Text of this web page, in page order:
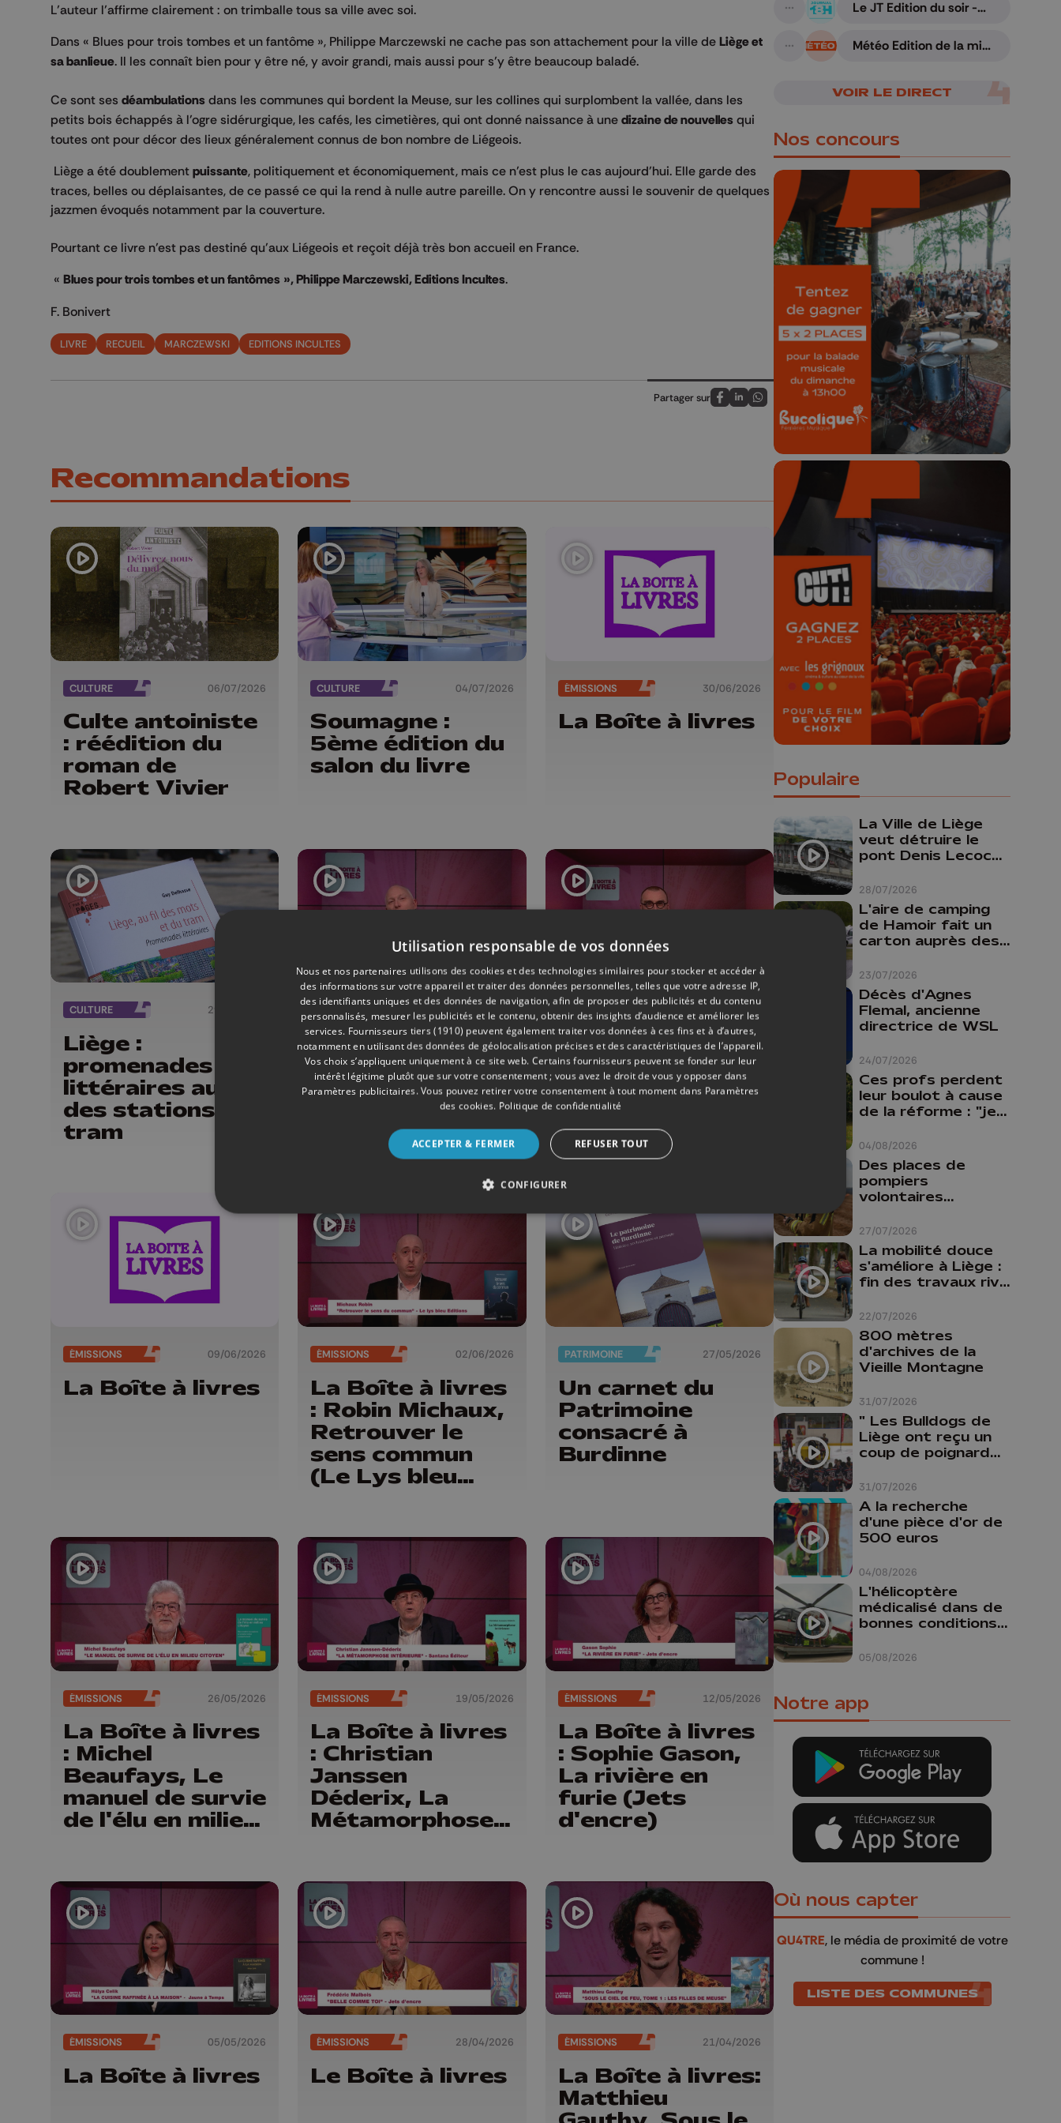
L’auteur l’affirme clairement : on trimballe tous sa ville avec soi.
Dans « Blues pour trois tombes et un fantôme », Philippe Marczewski ne cache pas son attachement pour la ville de Liège et
sa banlieue. Il les connaît bien pour y être né, y avoir grandi, mais aussi pour s’y être beaucoup baladé.
Ce sont ses déambulations dans les communes qui bordent la Meuse, sur les collines qui surplombent la vallée, dans les
petits bois échappés à l’ogre sidérurgique, les cafés, les cimetières, qui ont donné naissance à une dizaine de nouvelles qui
toutes ont pour décor des lieux généralement connus de bon nombre de Liégeois.
Liège a été doublement puissante, politiquement et économiquement, mais ce n’est plus le cas aujourd’hui. Elle garde des
traces, belles ou déplaisantes, de ce passé ce qui la rend à nulle autre pareille. On y rencontre aussi le souvenir de quelques
jazzmen évoqués notamment par la couverture.
Pourtant ce livre n’est pas destiné qu’aux Liégeois et reçoit déjà très bon accueil en France.
« Blues pour trois tombes et un fantômes », Philippe Marczewski, Editions Incultes.
F. Bonivert
LIVRE RECUEIL MARCZEWSKI EDITIONS INCULTES
Partager sur
Partagez sur FaceBook
Partagez sur LinkedIn
Partagez sur Whatsapp
Recommandations
CULTURE 06/07/2026
Culte antoiniste
: réédition du
roman de
Robert Vivier
CULTURE 04/07/2026
Soumagne :
5ème édition du
salon du livre
ÉMISSIONS 30/06/2026
La Boîte à livres
CULTURE 29/06/2026
Liège :
promenades
littéraires au fil
des stations du
tram
ÉMISSIONS 23/06/2026
La Boîte à livres
: Philippe
Dimbourg,
Quand les usines
se taisent...
(Farfadets
ÉMISSIONS 16/06/2026
La Boîte à livres
ÉMISSIONS 09/06/2026
La Boîte à livres
ÉMISSIONS 02/06/2026
La Boîte à livres
: Robin Michaux,
Retrouver le
sens commun
(Le Lys bleu
PATRIMOINE 27/05/2026
Un carnet du
Patrimoine
consacré à
Burdinne
ÉMISSIONS 26/05/2026
La Boîte à livres
: Michel
Beaufays, Le
manuel de survie
de l'élu en milieu
Dehareng)
ÉMISSIONS 19/05/2026
La Boîte à livres
: Christian
Janssen
Déderix, La
Métamorphose
Editeur)
ÉMISSIONS 12/05/2026
La Boîte à livres
: Sophie Gason,
La rivière en
furie (Jets
d'encre)
ÉMISSIONS 05/05/2026
La Boîte à livres
ÉMISSIONS 28/04/2026
Le Boîte à livres
ÉMISSIONS 21/04/2026
La Boîte à livres:
Matthieu
A suivre
Le JT Edition du soir -
A suivre
Météo Edition de la mi-
VOIR LE DIRECT
Nos concours
🎁 Gagnez 5x2
places pour le
Bucolique Ferrières
Festival 🌿🎶
Concours valable jusqu'au 9 août,
23h59.
🎬 Concours CUT x
Les Grignoux ✨
Concours permanent - 2 places à
gagner chaque semaine !
Populaire
28/07/2026
La Ville de Liège
veut détruire le
pont Denis Lecocq
budget pour le
faire
23/07/2026
L'aire de camping
de Hamoir fait un
carton auprès des
24/07/2026
Décès d'Agnes
Flemal, ancienne
directrice de WSL
04/08/2026
Ces profs perdent
leur boulot à cause
de la réforme : "je
comme prof que
comme
pharmacienne"
27/07/2026
Des places de
pompiers
volontaires
province de Liège :
"Un citoyen qui
n'est formé ne
peut pas nous
aider"
22/07/2026
La mobilité douce
s'améliore à Liège :
fin des travaux rive
cyclo-piétonnes
Avroy et
Guillemins...
31/07/2026
800 mètres
d'archives de la
Vieille Montagne
31/07/2026
" Les Bulldogs de
Liège ont reçu un
coup de poignard
04/08/2026
A la recherche
d'une pièce d'or de
500 euros
05/08/2026
L'hélicoptère
médicalisé dans de
bonnes conditions à
Notre app
Où nous capter
QU4TRE, le média de proximité de votre
commune !
LISTE DES COMMUNES
Utilisation responsable de vos données
Nous et nos partenaires utilisons des cookies et des technologies similaires pour stocker et accéder à
des informations sur votre appareil et traiter des données personnelles, telles que votre adresse IP,
des identifiants uniques et des données de navigation, afin de proposer des publicités et du contenu
personnalisés, mesurer les publicités et le contenu, obtenir des insights d’audience et améliorer les
services. Fournisseurs tiers (1910) peuvent également traiter vos données à ces fins et à d’autres,
notamment en utilisant des données de géolocalisation précises et des caractéristiques de l’appareil.
Vos choix s’appliquent uniquement à ce site web. Certains fournisseurs peuvent se fonder sur leur
intérêt légitime plutôt que sur votre consentement ; vous avez le droit de vous y opposer dans
Paramètres publicitaires. Vous pouvez retirer votre consentement à tout moment dans Paramètres
des cookies. Politique de confidentialité
ACCEPTER & FERMER REFUSER TOUT
CONFIGURER